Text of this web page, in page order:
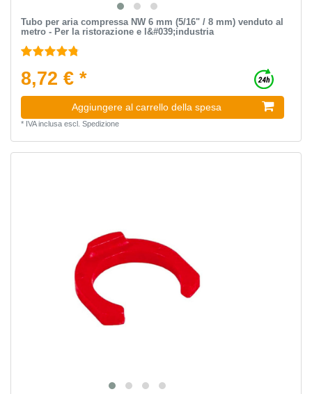
Tubo per aria compressa NW 6 mm (5/16" / 8 mm) venduto al
metro - Per la ristorazione e l&#039;industria
8,72 € *
Aggiungere al carrello della spesa
* IVA inclusaescl. Spedizione